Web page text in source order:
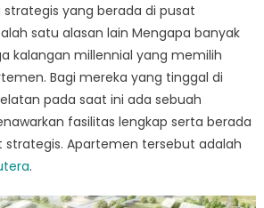
strategis yang berada di pusat
satu alasan lain Mengapa banyak
kalangan millennial yang memilih
Bagi mereka yang tinggal di
pada saat ini ada sebuah
fasilitas lengkap serta berada
strategis. Apartemen tersebut adalah
.